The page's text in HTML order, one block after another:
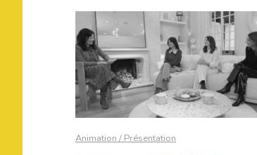
Animation / Présentation